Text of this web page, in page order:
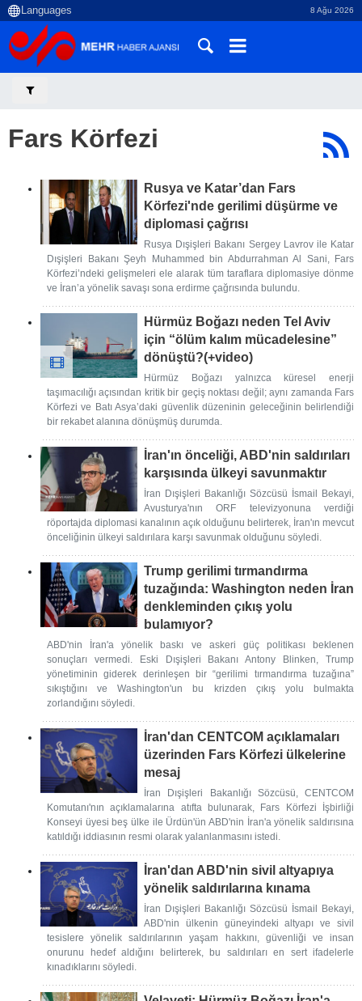
8 Ağu 2026
Fars Körfezi
Rusya ve Katar’dan Fars
Körfezi'nde gerilimi düşürme ve
diplomasi çağrısı
Rusya Dışişleri Bakanı Sergey Lavrov ile Katar
Dışişleri Bakanı Şeyh Muhammed bin Abdurrahman Al Sani, Fars
Körfezi’ndeki gelişmeleri ele alarak tüm taraflara diplomasiye dönme
ve İran’a yönelik savaşı sona erdirme çağrısında bulundu.
Hürmüz Boğazı neden Tel Aviv
için “ölüm kalım mücadelesine”
dönüştü?(+video)
Hürmüz Boğazı yalnızca küresel enerji
taşımacılığı açısından kritik bir geçiş noktası değil; aynı zamanda Fars
Körfezi ve Batı Asya’daki güvenlik düzeninin geleceğinin belirlendiği
bir rekabet alanına dönüşmüş durumda.
İran'ın önceliği, ABD'nin saldırıları
karşısında ülkeyi savunmaktır
İran Dışişleri Bakanlığı Sözcüsü İsmail Bekayi,
Avusturya'nın ORF televizyonuna verdiği
röportajda diplomasi kanalının açık olduğunu belirterek, İran'ın mevcut
önceliğinin ülkeyi saldırılara karşı savunmak olduğunu söyledi.
Trump gerilimi tırmandırma
tuzağında: Washington neden İran
denkleminden çıkış yolu
bulamıyor?
ABD'nin İran'a yönelik baskı ve askeri güç politikası beklenen
sonuçları vermedi. Eski Dışişleri Bakanı Antony Blinken, Trump
yönetiminin giderek derinleşen bir “gerilimi tırmandırma tuzağına”
sıkıştığını ve Washington'un bu krizden çıkış yolu bulmakta
zorlandığını söyledi.
İran'dan CENTCOM açıklamaları
üzerinden Fars Körfezi ülkelerine
mesaj
İran Dışişleri Bakanlığı Sözcüsü, CENTCOM
Komutanı'nın açıklamalarına atıfta bulunarak, Fars Körfezi İşbirliği
Konseyi üyesi beş ülke ile Ürdün'ün ABD'nin İran'a yönelik saldırısına
katıldığı iddiasının resmi olarak yalanlanmasını istedi.
İran'dan ABD'nin sivil altyapıya
yönelik saldırılarına kınama
İran Dışişleri Bakanlığı Sözcüsü İsmail Bekayi,
ABD'nin ülkenin güneyindeki altyapı ve sivil
tesislere yönelik saldırılarının yaşam hakkını, güvenliği ve insan
onurunu hedef aldığını belirterek, bu saldırıları en sert ifadelerle
kınadıklarını söyledi.